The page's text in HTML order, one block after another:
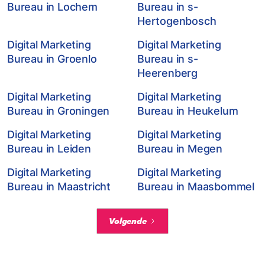
Bureau in Lochem
Bureau in s-
Hertogenbosch
Digital Marketing
Bureau in Groenlo
Digital Marketing
Bureau in s-
Heerenberg
Digital Marketing
Bureau in Groningen
Digital Marketing
Bureau in Heukelum
Digital Marketing
Bureau in Leiden
Digital Marketing
Bureau in Megen
Digital Marketing
Bureau in Maastricht
Digital Marketing
Bureau in Maasbommel
Volgende